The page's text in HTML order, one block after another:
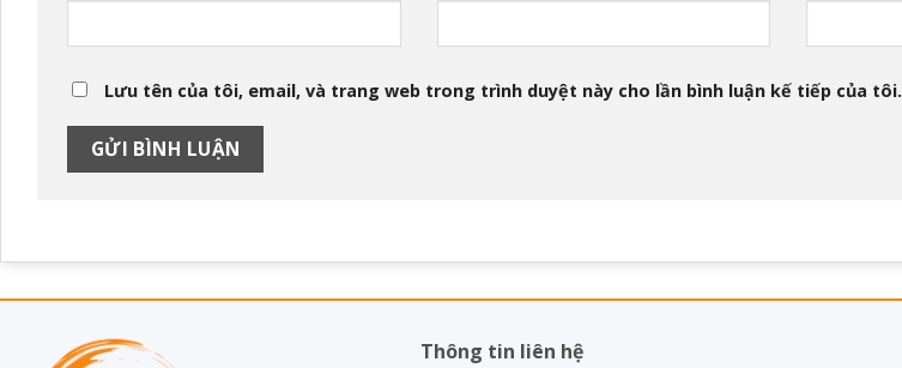
Lưu tên của tôi, email, và trang web trong trình duyệt này cho lần bình luận kế tiếp của tôi.
Thông tin liên hệ